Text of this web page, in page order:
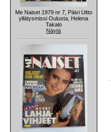
Me Naiset 1979 nr 7, Päivi Uitto
yllätysmissi Oulusta, Helena
Takalo
Näytä